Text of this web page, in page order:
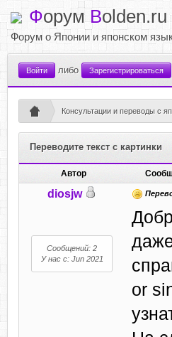
Форум Bolden.ru
Форум о Японии и японском
Войти либо Зарегистрироваться
Консультации и переводы с
Переводите текст с картинки
Автор
diosjw
Сообщений: 2
У нас с: Jun 2021
or